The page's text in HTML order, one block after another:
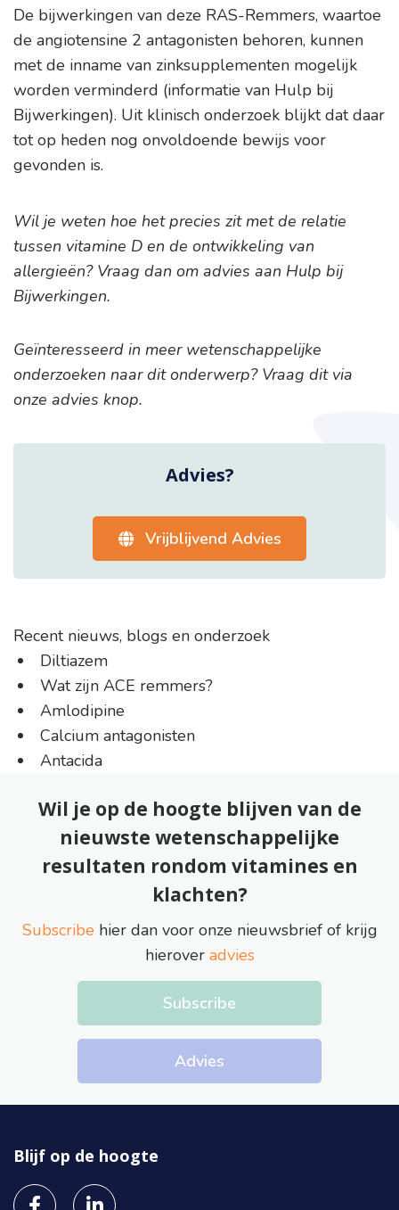
De bijwerkingen van deze RAS-Remmers, waartoe
de angiotensine 2 antagonisten behoren, kunnen
met de inname van zinksupplementen mogelijk
worden verminderd (informatie van Hulp bij
Bijwerkingen). Uit klinisch onderzoek blijkt dat daar
tot op heden nog onvoldoende bewijs voor
gevonden is.
Wil je weten hoe het precies zit met de relatie
tussen vitamine D en de ontwikkeling van
allergieën? Vraag dan om advies aan Hulp bij
Bijwerkingen.
Geïnteresseerd in meer wetenschappelijke
onderzoeken naar dit onderwerp? Vraag dit via
onze advies knop.
Advies?
Vrijblijvend Advies
Recent nieuws, blogs en onderzoek
Diltiazem
Wat zijn ACE remmers?
Amlodipine
Calcium antagonisten
Antacida
Wil je op de hoogte blijven van de
nieuwste wetenschappelijke
resultaten rondom vitamines en
klachten?
Subscribe hier dan voor onze nieuwsbrief of krijg
hierover advies
Subscribe
Advies
Blijf op de hoogte